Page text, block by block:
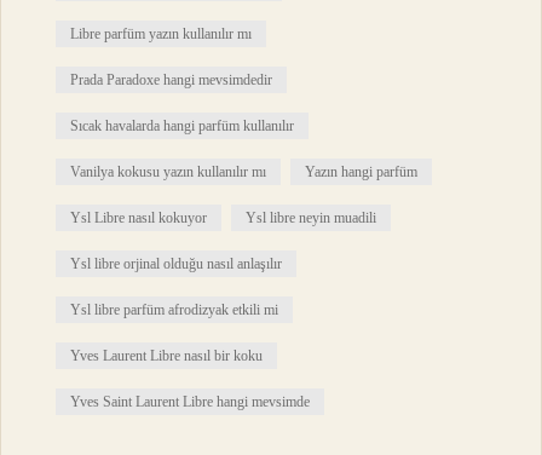
Libre parfüm yazın kullanılır mı
Prada Paradoxe hangi mevsimdedir
Sıcak havalarda hangi parfüm kullanılır
Vanilya kokusu yazın kullanılır mı Yazın hangi parfüm
Ysl Libre nasıl kokuyor Ysl libre neyin muadili
Ysl libre orjinal olduğu nasıl anlaşılır
Ysl libre parfüm afrodizyak etkili mi
Yves Laurent Libre nasıl bir koku
Yves Saint Laurent Libre hangi mevsimde